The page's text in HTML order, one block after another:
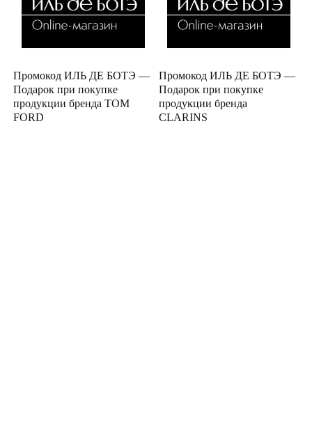
Промокод ИЛЬ ДЕ БОТЭ —
Подарок при покупке
продукции бренда TOM
FORD
Промокод ИЛЬ ДЕ БОТЭ —
Подарок при покупке
продукции бренда
CLARINS